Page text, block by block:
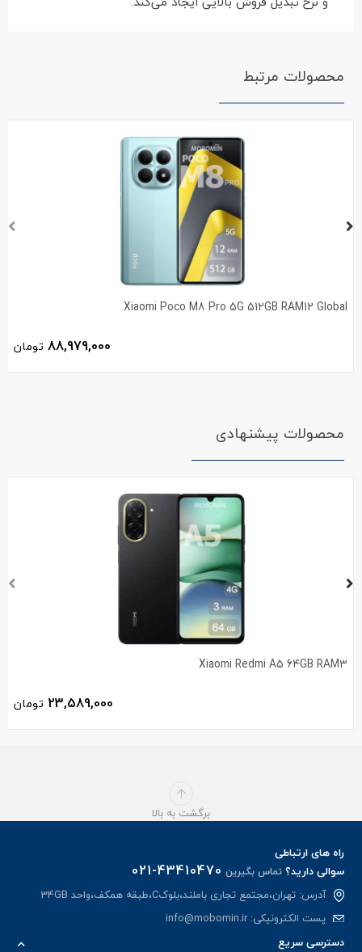
محصولات مرتبط
Xiaomi Poco M8 Pro 5G 512GB RAM12 Global
88,979,000 تومان
محصولات پیشنهادی
Xiaomi Redmi A5 64GB RAM3
23,589,000 تومان
برگشت به بالا
راه های ارتباطی
سوالی دارید؟تماس بگیرین 021-43410470
آدرس: تهران،مجتمع تجاری باملند،بلوکC،طبقه همکف،واحد 34GB
پست الکترونیکی:info@mobomin.ir
دسترسی سریع